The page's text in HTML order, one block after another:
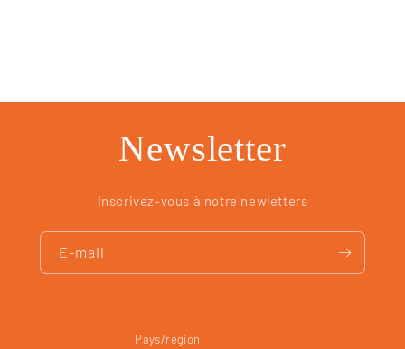
Newsletter
Inscrivez-vous à notre newletters
E-mail
Pays/région